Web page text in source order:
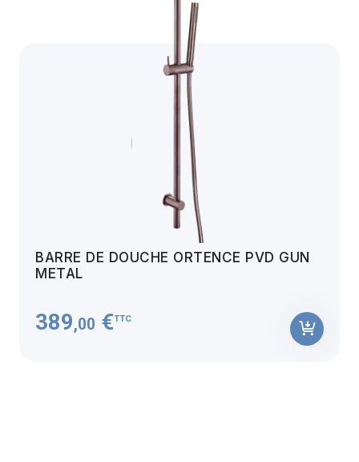
BARRE DE DOUCHE ORTENCE PVD GUN
METAL
389,00 €TTC